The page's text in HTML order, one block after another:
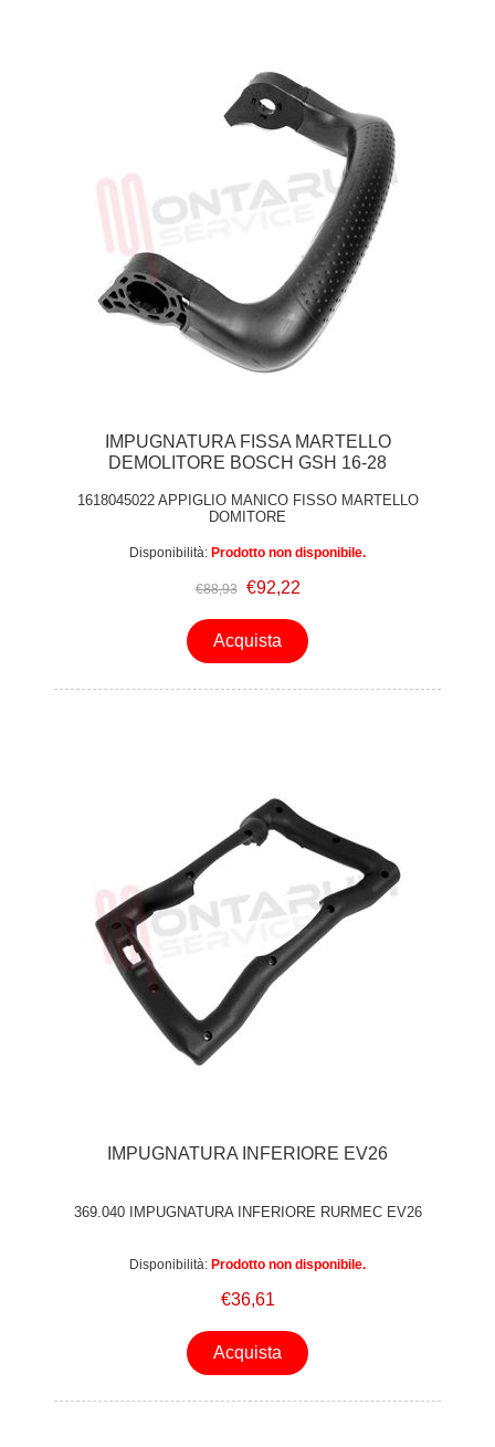
IMPUGNATURA FISSA MARTELLO
DEMOLITORE BOSCH GSH 16-28
1618045022 APPIGLIO MANICO FISSO MARTELLO
DOMITORE
Disponibilità: Prodotto non disponibile.
€88,93 €92,22
Acquista
IMPUGNATURA INFERIORE EV26
369.040 IMPUGNATURA INFERIORE RURMEC EV26
Disponibilità: Prodotto non disponibile.
€36,61
Acquista